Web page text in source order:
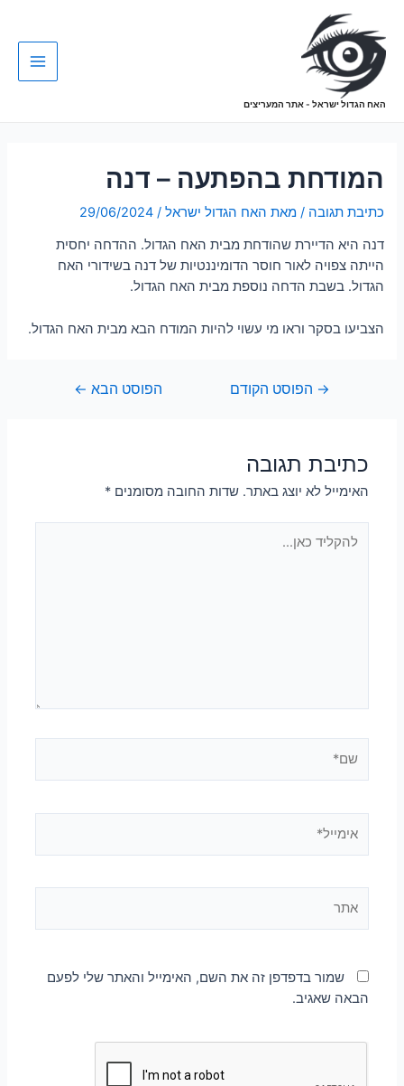
האח הגדול ישראל - אתר המעריצים
המודחת בהפתעה – דנה
כתיבת תגובה / מאתהאח הגדול ישראל/
29/06/2024
דנה היא הדיירת שהודחת מבית האח הגדול. ההדחה יחסית
הייתה צפויה לאור חוסר הדומיננטיות של דנה בשידורי האח
הגדול. בשבת הדחה נוספת מבית האח הגדול.
הצביעו בסקר וראו מי עשוי להיות המודח הבא מבית האח הגדול.
→הפוסט הקודם הפוסט הבא←
כתיבת תגובה
האימייל לא יוצג באתר. שדות החובה מסומנים*
שמור בדפדפן זה את השם, האימייל והאתר שלי לפעם
הבאה שאגיב.